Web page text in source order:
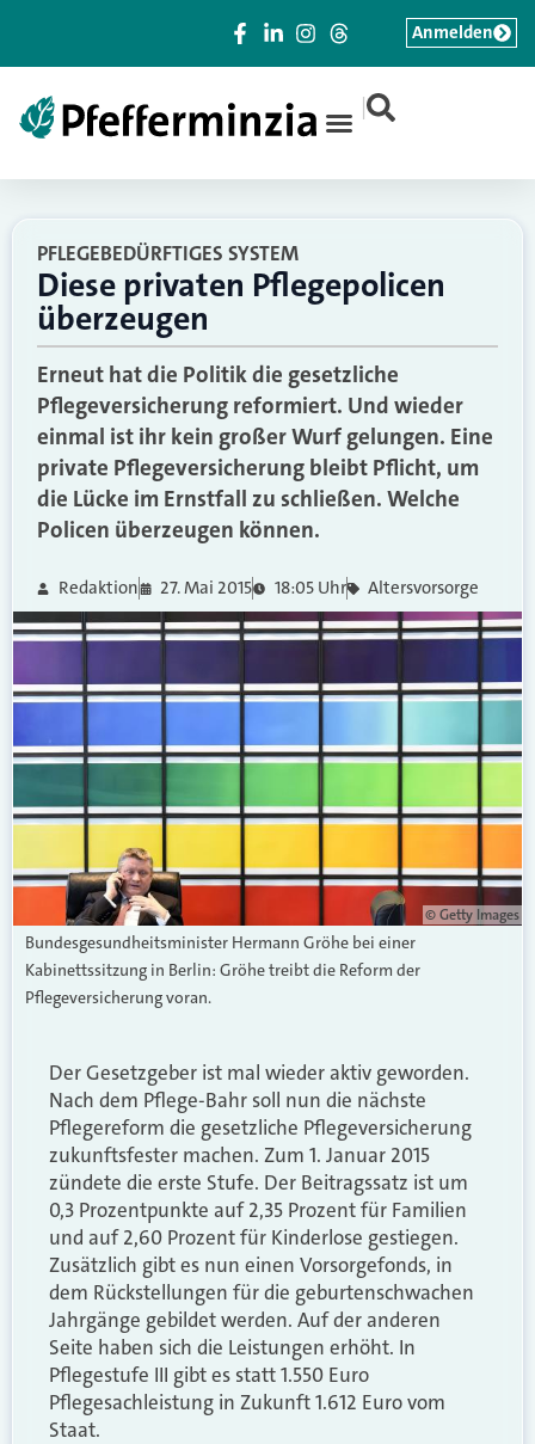
|
Anmelden
PFLEGEBEDÜRFTIGES SYSTEM
Diese privaten Pflegepolicen
überzeugen
Erneut hat die Politik die gesetzliche
Pflegeversicherung reformiert. Und wieder
einmal ist ihr kein großer Wurf gelungen. Eine
private Pflegeversicherung bleibt Pflicht, um
die Lücke im Ernstfall zu schließen. Welche
Policen überzeugen können.
Redaktion 27. Mai 2015 18:05 Uhr Altersvorsorge
© Getty Images
Bundesgesundheitsminister Hermann Gröhe bei einer
Kabinettssitzung in Berlin: Gröhe treibt die Reform der
Pflegeversicherung voran.
Der Gesetzgeber ist mal wieder aktiv geworden.
Nach dem Pflege-Bahr soll nun die nächste
Pflegereform die gesetzliche Pflegeversicherung
zukunftsfester machen. Zum 1. Januar 2015
zündete die erste Stufe. Der Beitragssatz ist um
0,3 Prozentpunkte auf 2,35 Prozent für Familien
und auf 2,60 Prozent für Kinderlose gestiegen.
Zusätzlich gibt es nun einen Vorsorgefonds, in
dem Rückstellungen für die geburtenschwachen
Jahrgänge gebildet werden. Auf der anderen
Seite haben sich die Leistungen erhöht. In
Pflegestufe III gibt es statt 1.550 Euro
Pflegesachleistung in Zukunft 1.612 Euro vom
Staat.